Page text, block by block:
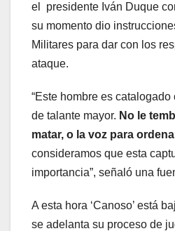
el presidente Iván Duque
su momento dio
Militares para dar con los
ataque.
“Este hombre es
de talante mayor. No le
matar, o la voz para
consideramos que esta
importancia”, señaló una
A esta hora ‘Canoso’ está
se adelanta su proceso de